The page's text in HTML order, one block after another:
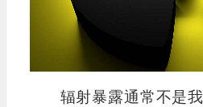
辐射暴露通常不是